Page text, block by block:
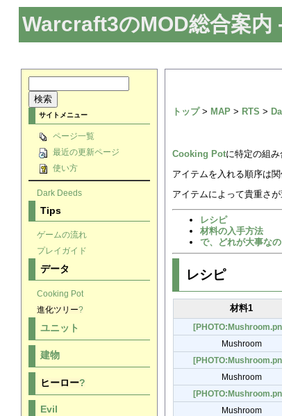
Warcraft3のMOD総合案内
サイトメニュー
ページ一覧
最近の更新ページ
使い方
Dark Deeds
Tips
ゲームの流れ
プレイガイド
データ
Cooking Pot
進化ツリー?
ユニット
建物
ヒーロー?
Evil
トップ> MAP > RTS >
Cooking Potに特定の組
アイテムを入れる順序は関
アイテムによって貴重さ
レシピ
材料の入手方法
で、どれが大事なの
レシピ
材料1
Mushroom
Mushroom
Mushroom